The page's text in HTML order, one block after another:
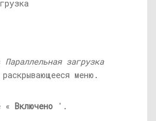
Параллельная загрузка
меню.
« Включено '.